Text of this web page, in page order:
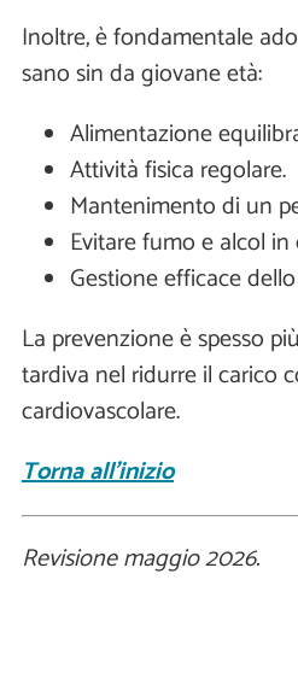
Inoltre, è fondamentale
sano sin da giovane età:
Alimentazione
Attività fisica regolare.
Mantenimento di un
Evitare fumo e alcol in
Gestione efficace
La prevenzione è spesso
tardiva nel ridurre il carico
cardiovascolare.
Torna all'inizio
Revisione maggio 2026.